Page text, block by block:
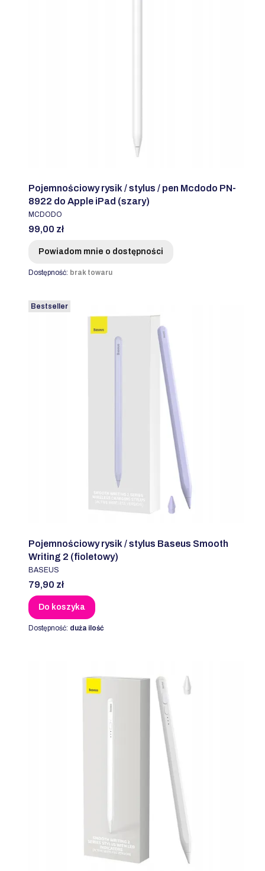
Pojemnościowy rysik / stylus / pen Mcdodo PN-
8922 do Apple iPad (szary)
PRODUCENT
MCDODO
Cena
99,00 zł
Powiadom mnie o dostępności
Dostępność: brak towaru
Bestseller
Pojemnościowy rysik / stylus Baseus Smooth
Writing 2 (fioletowy)
PRODUCENT
BASEUS
Cena
79,90 zł
Do koszyka
Dostępność: duża ilość